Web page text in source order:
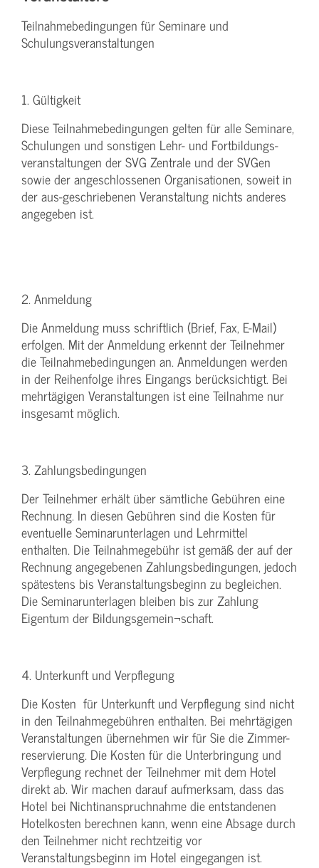
Teilnahmebedingungen für Seminare und
Schulungsveranstaltungen
1. Gültigkeit
Diese Teilnahmebedingungen gelten für alle Seminare,
Schulungen und sonstigen Lehr- und Fortbildungs-
veranstaltungen der SVG Zentrale und der SVGen
sowie der angeschlossenen Organisationen, soweit in
der aus-geschriebenen Veranstaltung nichts anderes
angegeben ist.
2. Anmeldung
Die Anmeldung muss schriftlich (Brief, Fax, E-Mail)
erfolgen. Mit der Anmeldung erkennt der Teilnehmer
die Teilnahmebedingungen an. Anmeldungen werden
in der Reihenfolge ihres Eingangs berücksichtigt. Bei
mehrtägigen Veranstaltungen ist eine Teilnahme nur
insgesamt möglich.
3. Zahlungsbedingungen
Der Teilnehmer erhält über sämtliche Gebühren eine
Rechnung. In diesen Gebühren sind die Kosten für
eventuelle Seminarunterlagen und Lehrmittel
enthalten. Die Teilnahmegebühr ist gemäß der auf der
Rechnung angegebenen Zahlungsbedingungen, jedoch
spätestens bis Veranstaltungsbeginn zu begleichen.
Die Seminarunterlagen bleiben bis zur Zahlung
Eigentum der Bildungsgemein¬schaft.
4. Unterkunft und Verpflegung
Die Kosten für Unterkunft und Verpflegung sind nicht
in den Teilnahmegebühren enthalten. Bei mehrtägigen
Veranstaltungen übernehmen wir für Sie die Zimmer-
reservierung. Die Kosten für die Unterbringung und
Verpflegung rechnet der Teilnehmer mit dem Hotel
direkt ab. Wir machen darauf aufmerksam, dass das
Hotel bei Nichtinanspruchnahme die entstandenen
Hotelkosten berechnen kann, wenn eine Absage durch
den Teilnehmer nicht rechtzeitig vor
Veranstaltungsbeginn im Hotel eingegangen ist.